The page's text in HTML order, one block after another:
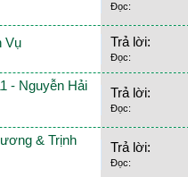
Đọc:
Vụ Trả lời:
Đọc:
- Nguyễn Hải
Trả lời:
Đọc:
& Trịnh
Trả lời:
Đọc: